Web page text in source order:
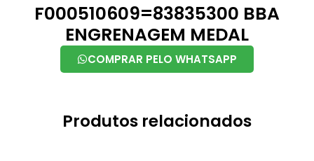
F000510609=83835300 BBA
ENGRENAGEM MEDAL
COMPRAR PELO WHATSAPP
Produtos relacionados